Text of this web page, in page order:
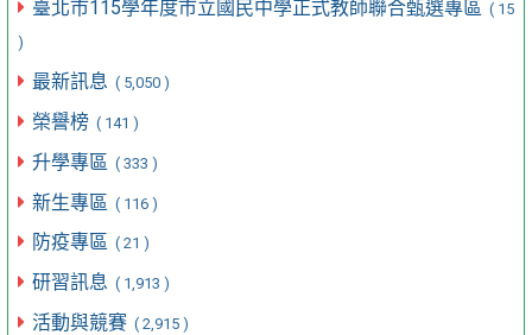
臺北市115學年度市立國民中學正式教師聯合甄選專區 ( 15
)
最新訊息 ( 5,050 )
榮譽榜 ( 141 )
升學專區 ( 333 )
新生專區 ( 116 )
防疫專區 ( 21 )
研習訊息 ( 1,913 )
活動與競賽 ( 2,915 )